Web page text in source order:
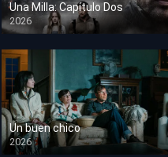
Una Milla: Capítulo Dos
2026
HD 1080p
Un buen chico
2026
HD 1080p